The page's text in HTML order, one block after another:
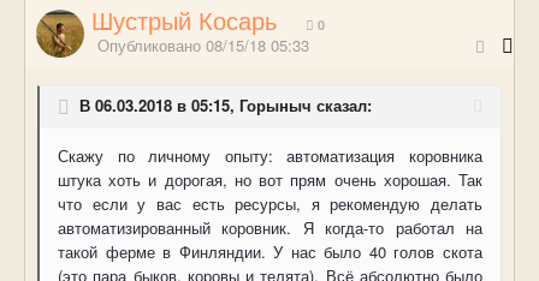
Шустрый Косарь 0
Опубликовано 08/15/18 05:33
В 06.03.2018 в 05:15, Горыныч сказал:
Скажу по личному опыту: автоматизация коровника
штука хоть и дорогая, но вот прям очень хорошая. Так
что если у вас есть ресурсы, я рекомендую делать
автоматизированный коровник. Я когда-то работал на
такой ферме в Финляндии. У нас было 40 голов скота
(это пара быков, коровы и телята). Всё абсолютно было